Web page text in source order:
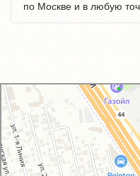
по Москве и в любую
GM-City&VAG-Repair
Автосервис, автотехцентр в Москве
Магазин автозапчастей и